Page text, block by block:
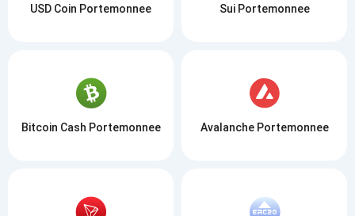
USD Coin Portemonnee Sui Portemonnee
Bitcoin Cash Portemonnee Avalanche Portemonnee